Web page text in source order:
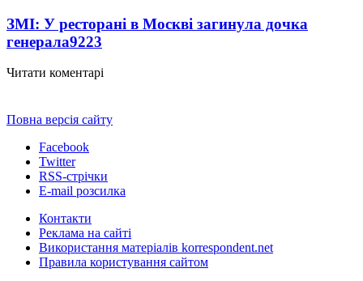
ЗМІ: У ресторані в Москві загинула дочка
генерала9223
Читати коментарі
Повна версія сайту
Facebook
Twitter
RSS-стрічки
E-mail розсилка
Контакти
Реклама на сайті
Використання матеріалів korrespondent.net
Правила користування сайтом